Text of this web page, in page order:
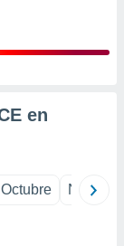
en
Octubre